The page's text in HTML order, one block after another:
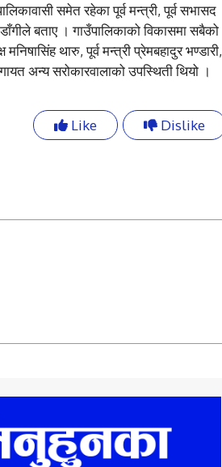
समेत रहेका पूर्व मन्त्री, पूर्व सभासद
बताए । गाउँपालिकाको विकासमा सबैको
थारु, पूर्व मन्त्री प्रेमबहादुर भण्डारी,
अन्य सरोकारवालाको उपस्थिती थियो ।
Like Dislike